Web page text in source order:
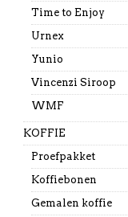
Time to Enjoy
Urnex
Yunio
Vincenzi Siroop
WMF
KOFFIE
Proefpakket
Koffiebonen
Gemalen koffie